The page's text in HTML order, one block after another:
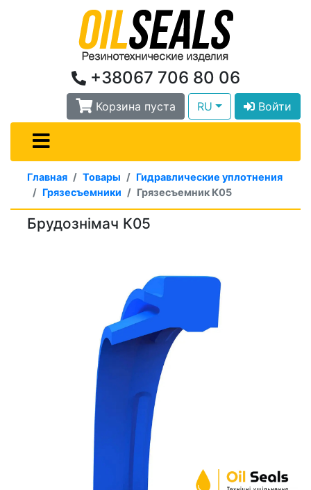
+38067 706 80 06
Корзина пуста RU Войти
Главная Товары
Гидравлические уплотнения
Грязесъемники
Грязесъемник К05
Брудознімач К05